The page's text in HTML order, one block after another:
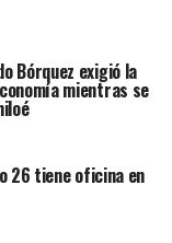
Bórquez exigió la
mientras se
26 tiene oficina en